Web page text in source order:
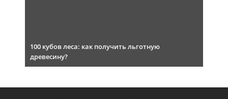
100 кубов леса: как получить льготную
древесину?